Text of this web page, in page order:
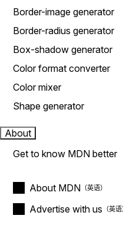
Border-image generator
Border-radius generator
Box-shadow generator
Color format converter
Color mixer
Shape generator
About
Get to know MDN better
About MDN
Advertise with us